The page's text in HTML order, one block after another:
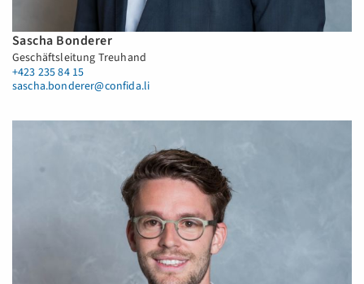
Sascha Bonderer
Geschäftsleitung Treuhand
+423 235 84 15
sascha.bonderer@confida.li